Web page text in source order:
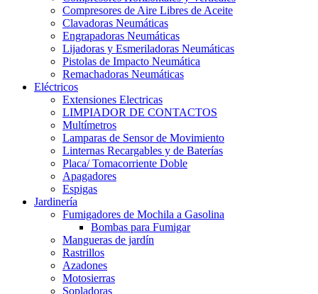
Compresores de Aire Libres de Aceite
Clavadoras Neumáticas
Engrapadoras Neumáticas
Lijadoras y Esmeriladoras Neumáticas
Pistolas de Impacto Neumática
Remachadoras Neumáticas
Eléctricos
Extensiones Electricas
LIMPIADOR DE CONTACTOS
Multímetros
Lamparas de Sensor de Movimiento
Linternas Recargables y de Baterías
Placa/ Tomacorriente Doble
Apagadores
Espigas
Jardinería
Fumigadores de Mochila a Gasolina
Bombas para Fumigar
Mangueras de jardín
Rastrillos
Azadones
Motosierras
Sopladoras